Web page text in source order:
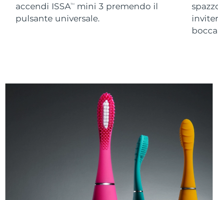
accendi ISSATM
mini 3 premendo il
pulsante universale.